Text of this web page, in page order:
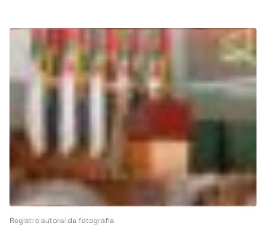
Banca e Seguros
Negócios
Cultura
Religião
Construção
Turismo
Registro autoral da fotografia